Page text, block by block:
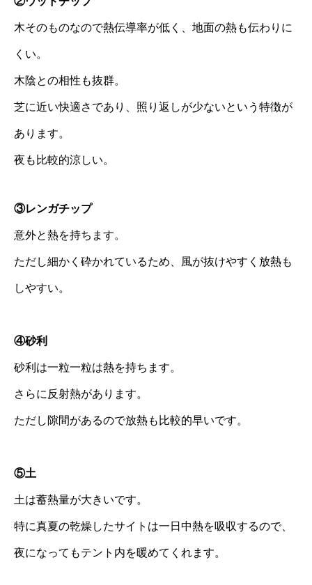
木そのものなので熱伝導率が低く、地面の熱も伝わりに
くい。
木陰との相性も抜群。
芝に近い快適さであり、照り返しが少ないという特徴が
あります。
夜も比較的涼しい。
③レンガチップ
意外と熱を持ちます。
ただし細かく砕かれているため、風が抜けやすく放熱も
しやすい。
④砂利
砂利は一粒一粒は熱を持ちます。
さらに反射熱があります。
ただし隙間があるので放熱も比較的早いです。
⑤土
土は蓄熱量が大きいです。
特に真夏の乾燥したサイトは一日中熱を吸収するので、
夜になってもテント内を暖めてくれます。